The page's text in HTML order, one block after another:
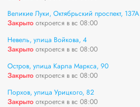
Великие Луки, Октябрьский проспект, 137А
Закрыто откроется в вс 08:00
Невель, улица Войкова, 4
Закрыто откроется в вс 08:00
Остров, улица Карла Маркса, 90
Закрыто откроется в вс 08:00
Порхов, улица Урицкого, 82
Закрыто откроется в вс 08:00